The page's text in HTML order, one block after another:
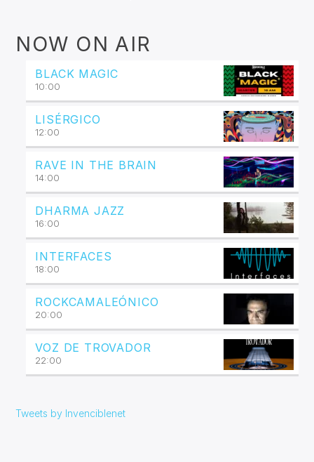
NOW ON AIR
BLACK MAGIC
10:00
LISÉRGICO
12:00
RAVE IN THE BRAIN
14:00
DHARMA JAZZ
16:00
INTERFACES
18:00
ROCKCAMALEÓNICO
20:00
VOZ DE TROVADOR
22:00
Tweets by Invenciblenet